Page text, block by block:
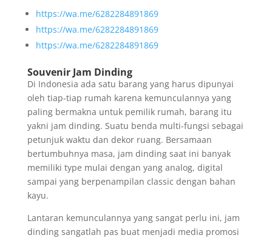
https://wa.me/6282284891869
https://wa.me/6282284891869
https://wa.me/6282284891869
Souvenir Jam Dinding
Di Indonesia ada satu barang yang harus dipunyai
oleh tiap-tiap rumah karena kemunculannya yang
paling bermakna untuk pemilik rumah, barang itu
yakni jam dinding. Suatu benda multi-fungsi sebagai
petunjuk waktu dan dekor ruang. Bersamaan
bertumbuhnya masa, jam dinding saat ini banyak
memiliki type mulai dengan yang analog, digital
sampai yang berpenampilan classic dengan bahan
kayu.
Lantaran kemunculannya yang sangat perlu ini, jam
dinding sangatlah pas buat menjadi media promosi